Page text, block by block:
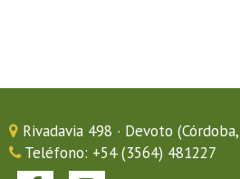
Rivadavia 498 · Devoto
Teléfono: +54 (3564) 481227